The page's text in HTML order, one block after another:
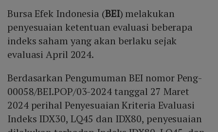
Bursa Efek Indonesia (BEI) melakukan
penyesuaian ketentuan evaluasi beberapa
indeks saham yang akan berlaku sejak
evaluasi April 2024.
Berdasarkan Pengumuman BEI nomor Peng-
00058/BEI.POP/03-2024 tanggal 27 Maret
2024 perihal Penyesuaian Kriteria Evaluasi
Indeks IDX30, LQ45 dan IDX80, penyesuaian